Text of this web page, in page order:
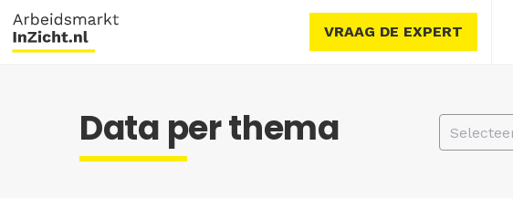
VRAAG DE EXPERT
Data per thema